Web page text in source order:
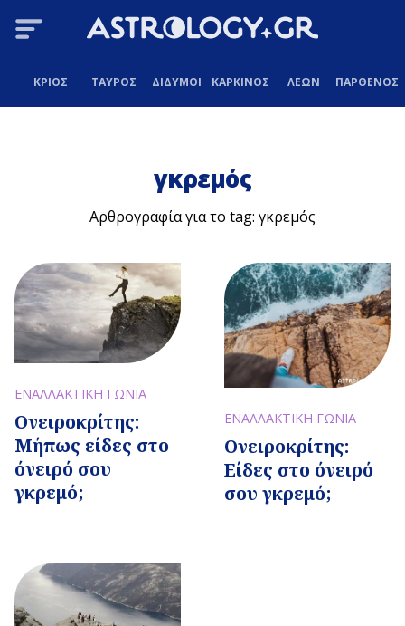
ΚΡΙΟΣ ΤΑΥΡΟΣ ΔΙΔΥΜΟΙ ΚΑΡΚΙΝΟΣ ΛΕΩΝ ΠΑΡΘΕΝΟΣ
γκρεμός
Αρθρογραφία για το tag: γκρεμός
ΕΝΑΛΛΑΚΤΙΚΗ ΓΩΝΙΑ
Ονειροκρίτης:
Μήπως είδες στο
όνειρό σου
γκρεμό;
ΕΝΑΛΛΑΚΤΙΚΗ ΓΩΝΙΑ
Ονειροκρίτης:
Είδες στο όνειρό
σου γκρεμό;